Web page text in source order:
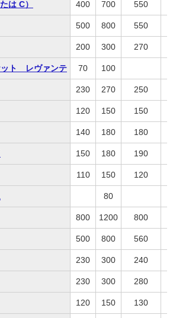
は C） 400 700 550
500 800 550
200 300 270
ット レヴァンテ 70 100
230 270 250
120 150 150
140 180 180
150 180 190
110 150 120
80
800 1200 800
500 800 560
230 300 240
230 300 280
120 150 130